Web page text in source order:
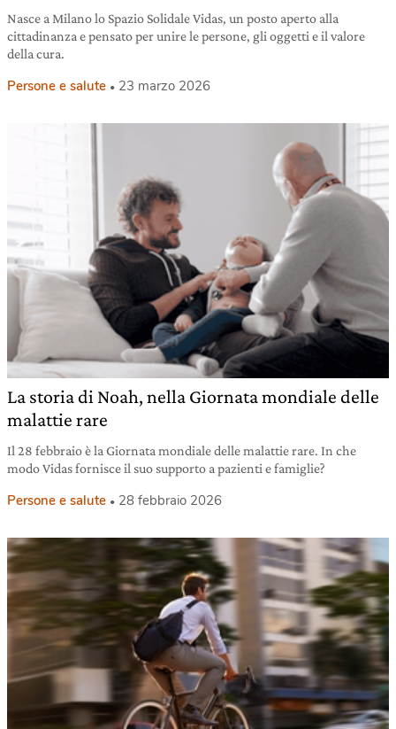
Nasce a Milano lo Spazio Solidale Vidas, un posto aperto alla
cittadinanza e pensato per unire le persone, gli oggetti e il valore
della cura.
Persone e salute 23 marzo 2026
La storia di Noah, nella Giornata mondiale delle
malattie rare
Il 28 febbraio è la Giornata mondiale delle malattie rare. In che
modo Vidas fornisce il suo supporto a pazienti e famiglie?
Persone e salute 28 febbraio 2026